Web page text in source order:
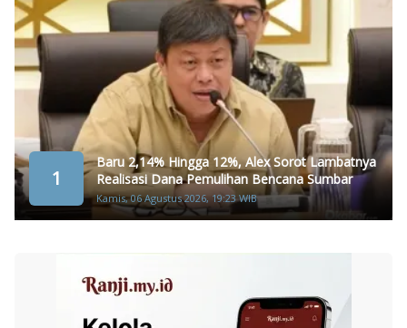
1
Baru 2,14% Hingga 12%, Alex Sorot Lambatnya
Realisasi Dana Pemulihan Bencana Sumbar
Kamis, 06 Agustus 2026, 19:23 WIB